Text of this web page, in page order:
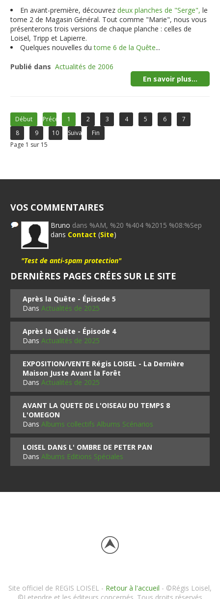
En avant-première, découvrezdeux planches de "Serge", le
tome 2 de Magasin Général. Tout comme "Marie", nous vous
présenterons trois versions de chaque planche : celles de
Loisel, Tripp et Lapierre.
Quelques nouvelles dutome 6 de la Quête...
Publié dans Actualités de 2006
En savoir plus...
Début Précédent1 2 3 4 5 6
7
8
9 10 Suivant
Fin
Page 1 sur 15
VOS COMMENTAIRES
Bruno dans %AM, %20 %404 %2015 %08:%Sep
dans Contact (Site)
"Test de anti-spam protection"
DERNIÈRES PAGES CRÉES SUR LE SITE
Après la Quête - Épisode 5
DansActualités de 2025
Après la Quête - Épisode 4
DansActualités de 2025
EXPOSITION/VENTE Régis LOISEL - La Dernière
Maison Juste Avant la Forêt
DansActualités de 2025
AVANT LA QUETE DE L'OISEAU DU TEMPS 8
L'OMEGON
DansAlbums collectifs Albums Scénarios
LOISEL DANS L' OMBRE DE PETER PAN
DansAlbums Editions Spéciales
Site officiel de REGIS LOISEL - Retour à l'accueil - ©Régis Loisel,